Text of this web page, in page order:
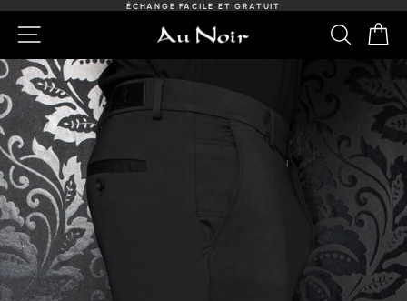
contenu
Pause
ÉCHANGE FACILE ET GRATUIT